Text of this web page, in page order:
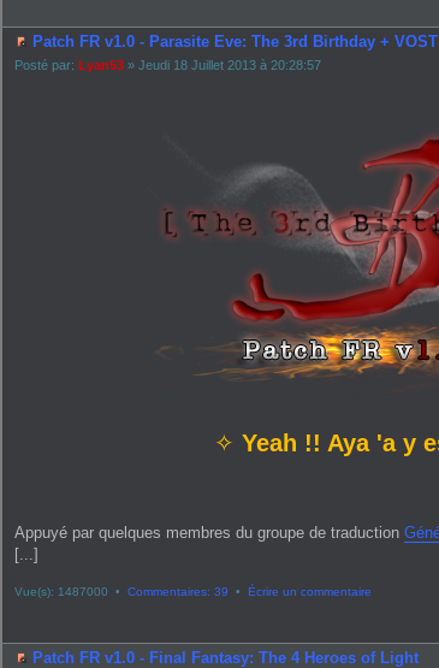
Patch FR v1.0 - Parasite Eve: The 3rd Birthday + VOST
Posté par: Lyan53» Jeudi 18 Juillet 2013 à 20:28:57
✧ Yeah !! Aya 'a y
Appuyé par quelques membres du groupe de traduction
[...]
Vue(s): 1487000 • Commentaires: 39 • Écrire un commentaire
Patch FR v1.0 - Final Fantasy: The 4 Heroes of Light